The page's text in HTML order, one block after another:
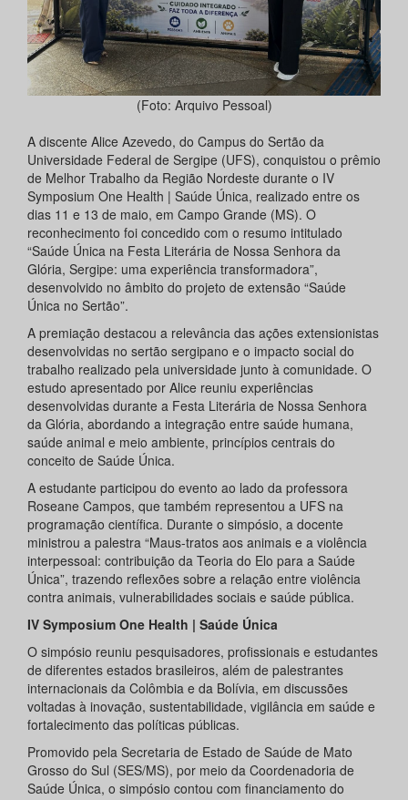
(Foto: Arquivo Pessoal)
A discente Alice Azevedo, do Campus do Sertão da
Universidade Federal de Sergipe (UFS), conquistou o prêmio
de Melhor Trabalho da Região Nordeste durante o IV
Symposium One Health | Saúde Única, realizado entre os
dias 11 e 13 de maio, em Campo Grande (MS). O
reconhecimento foi concedido com o resumo intitulado
“Saúde Única na Festa Literária de Nossa Senhora da
Glória, Sergipe: uma experiência transformadora”,
desenvolvido no âmbito do projeto de extensão “Saúde
Única no Sertão”.
A premiação destacou a relevância das ações extensionistas
desenvolvidas no sertão sergipano e o impacto social do
trabalho realizado pela universidade junto à comunidade. O
estudo apresentado por Alice reuniu experiências
desenvolvidas durante a Festa Literária de Nossa Senhora
da Glória, abordando a integração entre saúde humana,
saúde animal e meio ambiente, princípios centrais do
conceito de Saúde Única.
A estudante participou do evento ao lado da professora
Roseane Campos, que também representou a UFS na
programação científica. Durante o simpósio, a docente
ministrou a palestra “Maus-tratos aos animais e a violência
interpessoal: contribuição da Teoria do Elo para a Saúde
Única”, trazendo reflexões sobre a relação entre violência
contra animais, vulnerabilidades sociais e saúde pública.
IV Symposium One Health | Saúde Única
O simpósio reuniu pesquisadores, profissionais e estudantes
de diferentes estados brasileiros, além de palestrantes
internacionais da Colômbia e da Bolívia, em discussões
voltadas à inovação, sustentabilidade, vigilância em saúde e
fortalecimento das políticas públicas.
Promovido pela Secretaria de Estado de Saúde de Mato
Grosso do Sul (SES/MS), por meio da Coordenadoria de
Saúde Única, o simpósio contou com financiamento do